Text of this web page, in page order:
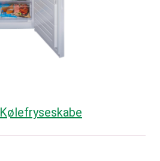
Kølefryseskabe